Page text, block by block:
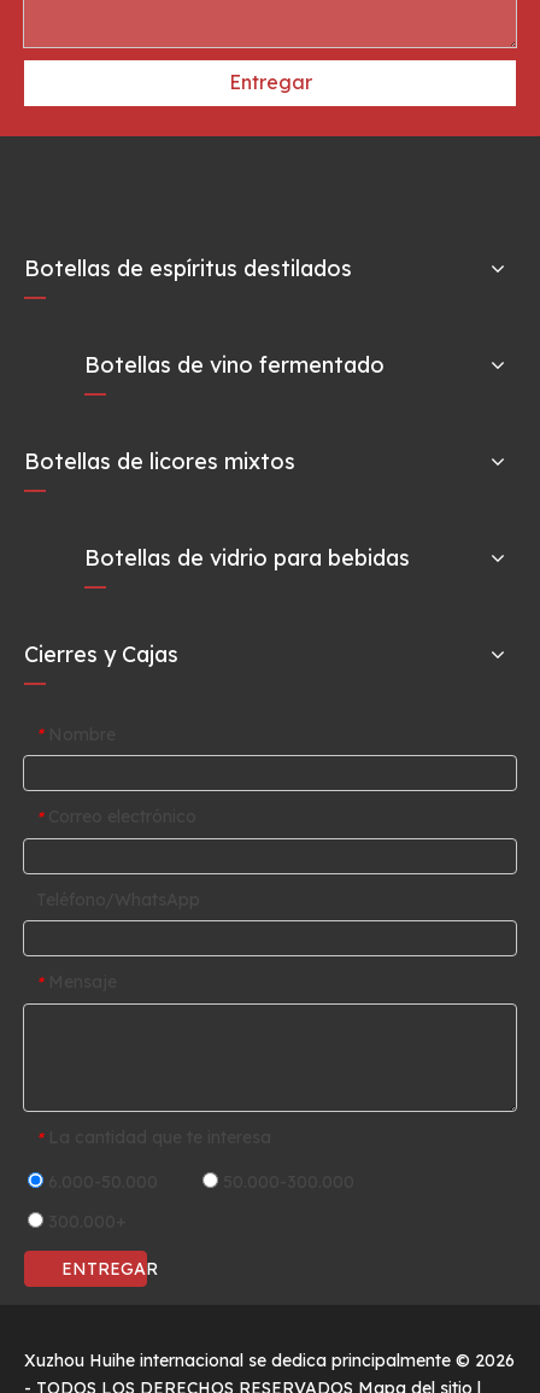
Entregar
Botellas de espíritus destilados
Botellas de vino fermentado
Botellas de licores mixtos
Botellas de vidrio para bebidas
Cierres y Cajas
*
*
*
*
ENTREGAR
Xuzhou Huihe internacional se dedica principalmente © 2026
- TODOS LOS DERECHOS RESERVADOS Mapa del sitio |